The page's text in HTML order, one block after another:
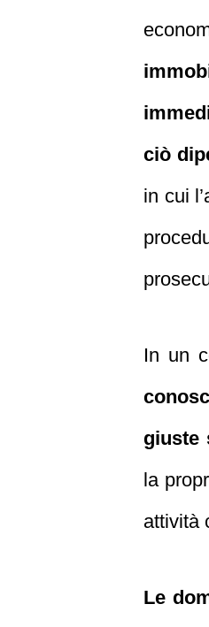
ciò
in cui
In un
giuste
la
attività
Le